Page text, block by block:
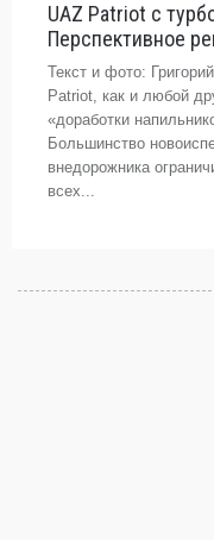
UAZ Patriot с
Перспективное
Текст и фото:
Patriot, как и любой
«доработки
Большинство
внедорожника
всех...